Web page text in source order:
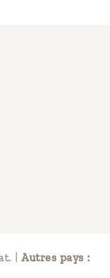
Autres pays :